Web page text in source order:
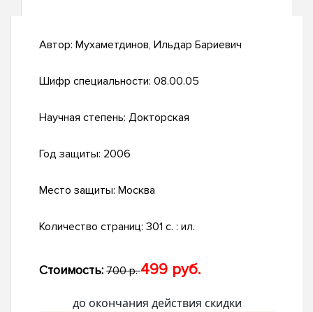
Автор: Мухаметдинов, Ильдар Бариевич
Шифр специальности: 08.00.05
Научная степень: Докторская
Год защиты: 2006
Место защиты: Москва
Количество страниц: 301 с. : ил.
Стоимость: 700 р.499 руб.
до окончания действия скидки